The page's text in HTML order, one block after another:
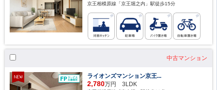
京王相模原線「京王堀之内」駅徒歩15分
中古マンション
ライオンズマンション京王...
2,780万円 3LDK